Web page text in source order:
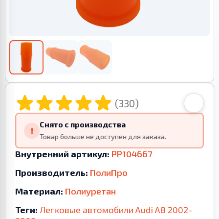
(330)
!
Снято с производства
Товар больше не доступен для заказа.
Внутренний артикул: PP104667
Производитель: ПолиПро
Материал: Полиуретан
Теги: Легковые автомобили Audi A8 2002-